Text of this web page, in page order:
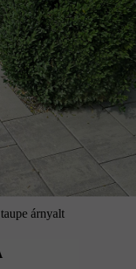
árnyalt